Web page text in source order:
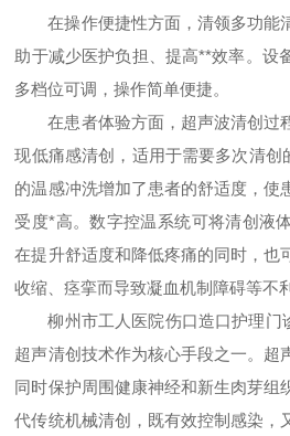
在操作便捷性方面，清领多功能
助于减少医护负担、提高**效率。设
多档位可调，操作简单便捷。
在患者体验方面，超声波清创过
现低痛感清创，适用于需要多次清创
的温感冲洗增加了患者的舒适度，使
受度*高。数字控温系统可将清创液
在提升舒适度和降低疼痛的同时，也
收缩、痉挛而导致凝血机制障碍等不
柳州市工人医院伤口造口护理门
超声清创技术作为核心手段之一。超
同时保护周围健康神经和新生肉芽组
代传统机械清创，既有效控制感染，